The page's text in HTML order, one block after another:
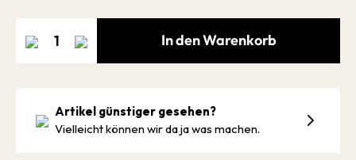
In den Warenkorb
Artikel günstiger gesehen?
Vielleicht können wir da ja was machen.